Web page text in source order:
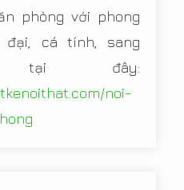
phòng với phong
đại, cá tính, sang
tại đây:
noi-